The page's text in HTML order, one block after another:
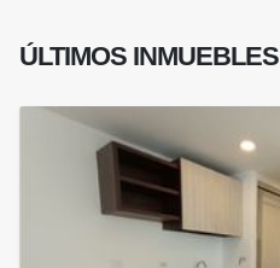
ÚLTIMOS INMUEBLES